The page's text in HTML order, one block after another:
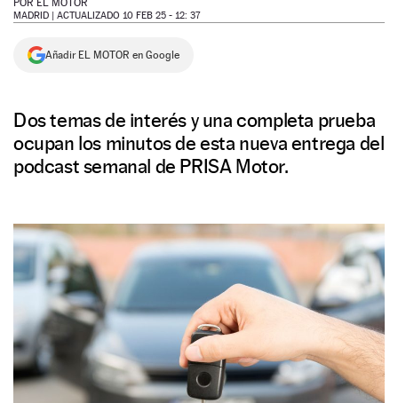
NEWSLETTER
POR EL MOTOR
MADRID | ACTUALIZADO 10 FEB 25 - 12: 37
Añadir EL MOTOR en Google
Dos temas de interés y una completa prueba
ocupan los minutos de esta nueva entrega del
podcast semanal de PRISA Motor.